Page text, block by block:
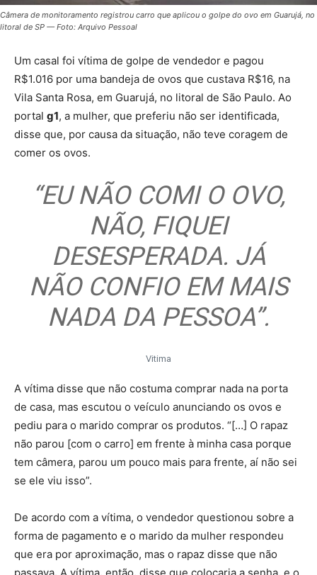
Câmera de monitoramento registrou carro que aplicou o golpe do ovo em Guarujá, no
litoral de SP — Foto: Arquivo Pessoal
Um casal foi vítima de golpe de vendedor e pagou
R$1.016 por uma bandeja de ovos que custava R$16, na
Vila Santa Rosa, em Guarujá, no litoral de São Paulo. Ao
portal g1, a mulher, que preferiu não ser identificada,
disse que, por causa da situação, não teve coragem de
comer os ovos.
“EU NÃO COMI O OVO,
NÃO, FIQUEI
DESESPERADA. JÁ
NÃO CONFIO EM MAIS
NADA DA PESSOA”.
Vitima
A vítima disse que não costuma comprar nada na porta
de casa, mas escutou o veículo anunciando os ovos e
pediu para o marido comprar os produtos. “[…] O rapaz
não parou [com o carro] em frente à minha casa porque
tem câmera, parou um pouco mais para frente, aí não sei
se ele viu isso”.
De acordo com a vítima, o vendedor questionou sobre a
forma de pagamento e o marido da mulher respondeu
que era por aproximação, mas o rapaz disse que não